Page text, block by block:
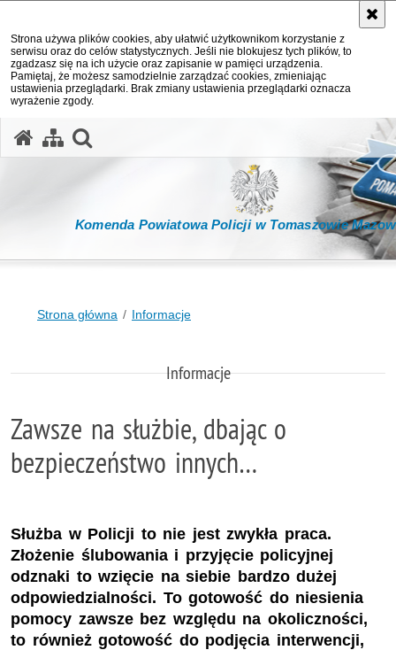
Strona używa plików cookies, aby ułatwić użytkownikom korzystanie z
serwisu oraz do celów statystycznych. Jeśli nie blokujesz tych plików, to
zgadzasz się na ich użycie oraz zapisanie w pamięci urządzenia.
Pamiętaj, że możesz samodzielnie zarządzać cookies, zmieniając
ustawienia przeglądarki. Brak zmiany ustawienia przeglądarki oznacza
wyrażenie zgody.
Komenda Powiatowa Policji w Tomaszowie
Strona główna Informacje
Informacje
Zawsze na służbie, dbając o
bezpieczeństwo innych…
Służba w Policji to nie jest zwykła praca.
Złożenie ślubowania i przyjęcie policyjnej
odznaki to wzięcie na siebie bardzo dużej
odpowiedzialności. To gotowość do niesienia
pomocy zawsze bez względu na okoliczności,
to również gotowość do podjęcia interwencji,